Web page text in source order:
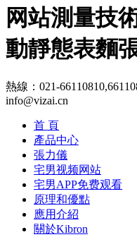
网站測量技
動靜態表麵
熱線：021-
info@vizai.cn
首 頁
產品中心
張力儀
宅男视频网站
宅男APP免费观看
原理和優點
應用介紹
關於Kibron